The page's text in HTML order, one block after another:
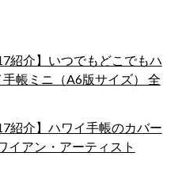
紹介】いつでもどこでもハ
帳ミニ（A6版サイズ） 全
紹介】ハワイ手帳のカバー
イアン・アーティスト